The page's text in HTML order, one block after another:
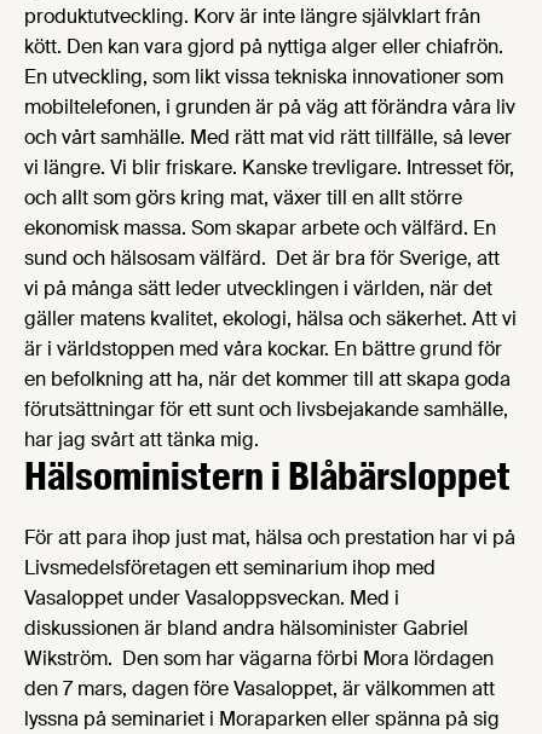
produktutveckling. Korv är inte längre självklart från
kött. Den kan vara gjord på nyttiga alger eller chiafrön.
En utveckling, som likt vissa tekniska innovationer som
mobiltelefonen, i grunden är på väg att förändra våra liv
och vårt samhälle. Med rätt mat vid rätt tillfälle, så lever
vi längre. Vi blir friskare. Kanske trevligare. Intresset för,
och allt som görs kring mat, växer till en allt större
ekonomisk massa. Som skapar arbete och välfärd. En
sund och hälsosam välfärd. Det är bra för Sverige, att
vi på många sätt leder utvecklingen i världen, när det
gäller matens kvalitet, ekologi, hälsa och säkerhet. Att vi
är i världstoppen med våra kockar. En bättre grund för
en befolkning att ha, när det kommer till att skapa goda
förutsättningar för ett sunt och livsbejakande samhälle,
har jag svårt att tänka mig.
Hälsoministern i Blåbärsloppet
För att para ihop just mat, hälsa och prestation har vi på
Livsmedelsföretagen ett seminarium ihop med
Vasaloppet under Vasaloppsveckan. Med i
diskussionen är bland andra hälsominister Gabriel
Wikström. Den som har vägarna förbi Mora lördagen
den 7 mars, dagen före Vasaloppet, är välkommen att
lyssna på seminariet i Moraparken eller spänna på sig